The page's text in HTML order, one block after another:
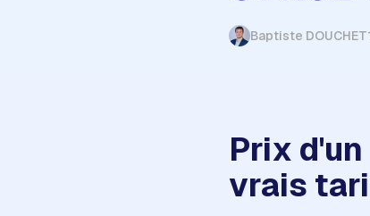
Baptiste DOUCHET
Prix
vrais